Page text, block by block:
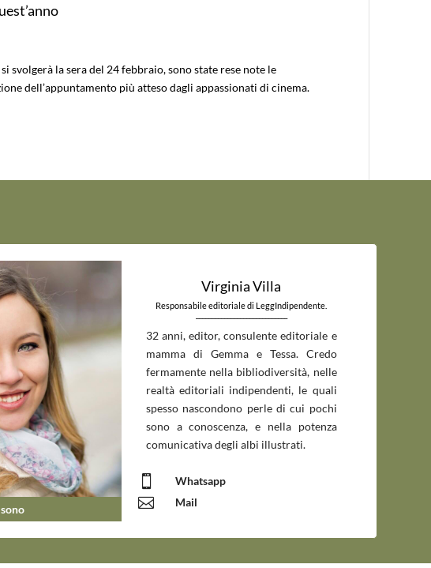
svolgerà la sera del 24 febbraio, sono state rese note le
dell’appuntamento più atteso dagli appassionati di cinema.
Virginia Villa
Responsabile editoriale di LeggIndipendente.
_____________________________
32 anni, editor, consulente editoriale e
mamma di Gemma e Tessa. Credo
fermamente nella bibliodiversità, nelle
realtà editoriali indipendenti, le quali
spesso nascondono perle di cui pochi
sono a conoscenza, e nella potenza
comunicativa degli albi illustrati.
 Whatsapp
 Mail